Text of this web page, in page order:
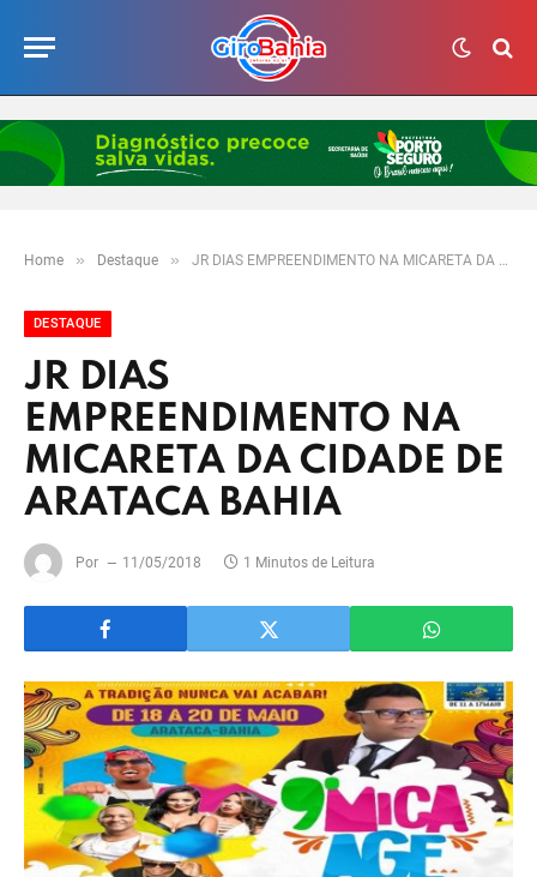
Home » Destaque » JR DIAS EMPREENDIMENTO NA MICARETA DA CIDADE DE ARATACA BAHIA
DESTAQUE
JR DIAS
EMPREENDIMENTO NA
MICARETA DA CIDADE DE
ARATACA BAHIA
Por 11/05/2018 1 Minutos de Leitura